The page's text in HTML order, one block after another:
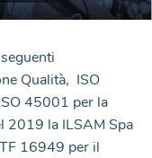
Qualità, ISO
45001 per la
2019 la ILSAM Spa
16949 per il